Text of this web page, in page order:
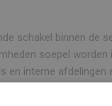
schakel binnen de
soepel worden
en interne